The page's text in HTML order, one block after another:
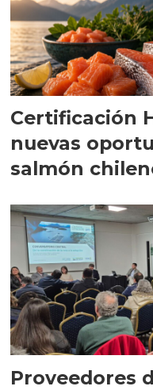
Certificación
nuevas
salmón
Proveedores